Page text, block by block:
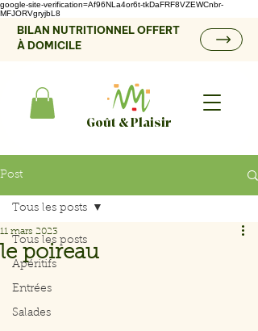
google-site-verification=Af96NLa4or6t-tkDaFRF8VZEWCnbr-
MFJORVgryjbL8
BILAN NUTRITIONNEL OFFERT
À DOMICILE
Goût & Plaisir
Post
Tous les posts
Apéritifs
Entrées
Salades
Tous les posts
le poireau
11 mars 2023